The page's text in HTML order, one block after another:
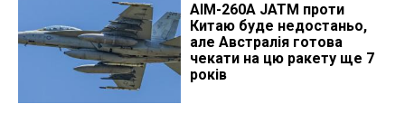
AIM-260A JATM проти
Китаю буде недостаньо,
але Австралія готова
чекати на цю ракету ще 7
років